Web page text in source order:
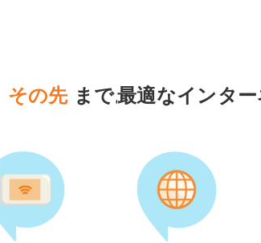
その先 まで。最適なインタ